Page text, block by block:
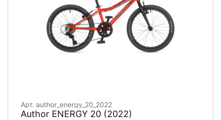
Арт. author_energy_20_2022
Author ENERGY 20 (2022)